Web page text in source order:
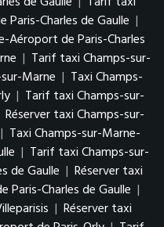
Charles de Gaulle |
Aéroport de Paris-Charles
| Tarif taxi Champs-sur-
Marne | Taxi Champs-
| Tarif taxi Champs-sur-
Réserver taxi Champs-sur-
| Taxi Champs-sur-Marne-
| Tarif taxi Champs-sur-
de Gaulle | Réserver taxi
Charles de Gaulle |
| Réserver taxi